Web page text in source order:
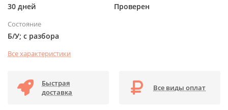
30 дней Проверен
Состояние
Б/У; с разбора
Все характеристики
Быстрая
доставка
Все виды оплат